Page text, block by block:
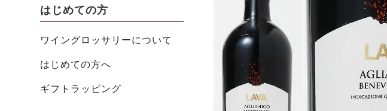
はじめての方
ワイングロッサリーについて
はじめての方へ
ギフトラッピング